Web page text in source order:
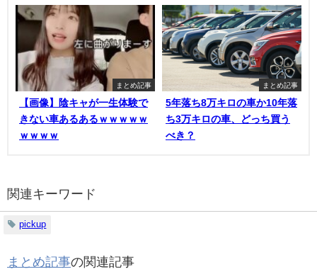
まとめ記事
【画像】陰キャが一生体験で
きない車あるあるｗｗｗｗｗ
ｗｗｗｗ
まとめ記事
5年落ち8万キロの車か10年落
ち3万キロの車、どっち買う
べき？
関連キーワード
pickup
まとめ記事の関連記事